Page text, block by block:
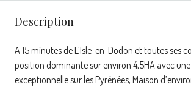
Description
A 15 minutes de L’Isle-en-Dodon et toutes ses
position dominante sur environ 4,5HA avec
exceptionnelle sur les Pyrénées, Maison